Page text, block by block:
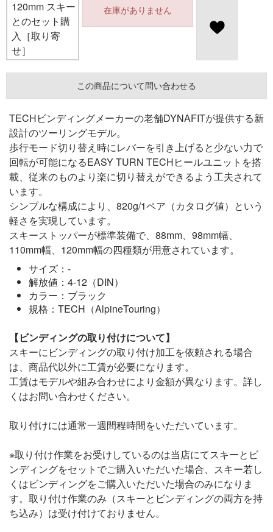
120mm スキー
とのセット購
入［取り寄
せ］
在庫がありません
この商品について問い合わせる
TECHビンディングメーカーの老舗DYNAFITが提供する新
設計のツーリングモデル。
歩行モード切り替え時にレバーを引き上げると少ない力で
回転が可能になるEASY TURN TECHヒールユニットを搭
載、従来のものより楽に切り替えができるよう工夫されて
います。
シンプルな構成により、820g/1ペア（カタログ値）という
軽さを実現しています。
スキーストッパーが標準装備で、88mm、98mm幅、
110mm幅、120mm幅の四種類が用意されています。
サイズ：-
解放値：4-12（DIN）
カラー：ブラック
規格：TECH（AlpineTouring）
【ビンディングの取り付けについて】
スキーにビンディングの取り付け加工を依頼される場合
は、商品代以外に工賃が必要になります。
工賃はモデルや組み合わせにより金額が異なります。詳し
くはお問い合わせください。
取り付けには通常一週間程時間をいただいています。
※取り付け作業をお受けしているのは当店にてスキーとビ
ンディングをセットでご購入いただいた場合、スキー若し
くはビンディングをご購入いただいた場合のみになりま
す。取り付け作業のみ（スキーとビンディングの両方を持
ち込み）は受け付けておりません。